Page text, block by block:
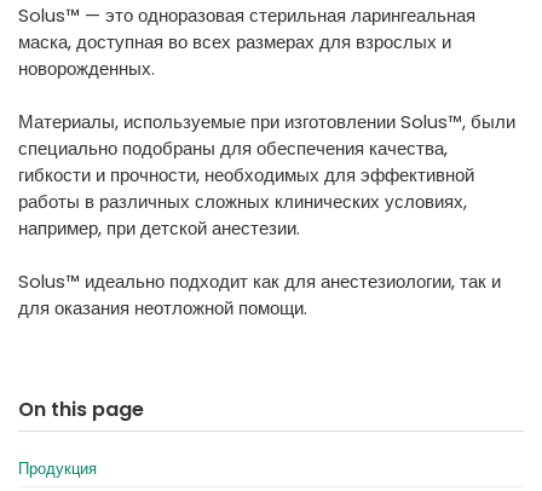
France
International English
Solus™ — это одноразовая стерильная ларингеальная
маска, доступная во всех размерах для взрослых и
новорожденных.
Материалы, используемые при изготовлении Solus™, были
специально подобраны для обеспечения качества,
гибкости и прочности, необходимых для эффективной
работы в различных сложных клинических условиях,
например, при детской анестезии.
Solus™ идеально подходит как для анестезиологии, так и
для оказания неотложной помощи.
On this page
Продукция